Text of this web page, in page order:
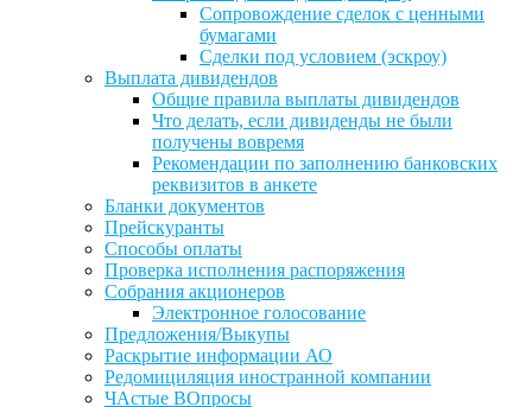
Сопровождение сделок с ценными
бумагами
Сделки под условием (эскроу)
Выплата дивидендов
Общие правила выплаты дивидендов
Что делать, если дивиденды не были
получены вовремя
Рекомендации по заполнению банковских
реквизитов в анкете
Бланки документов
Прейскуранты
Способы оплаты
Проверка исполнения распоряжения
Собрания акционеров
Электронное голосование
Предложения/Выкупы
Раскрытие информации АО
Редомициляция иностранной компании
ЧАстые ВОпросы